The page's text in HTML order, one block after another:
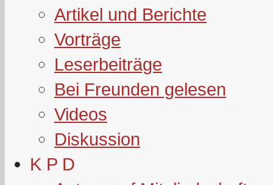
Artikel und Berichte
Vorträge
Leserbeiträge
Bei Freunden gelesen
Videos
Diskussion
K P D